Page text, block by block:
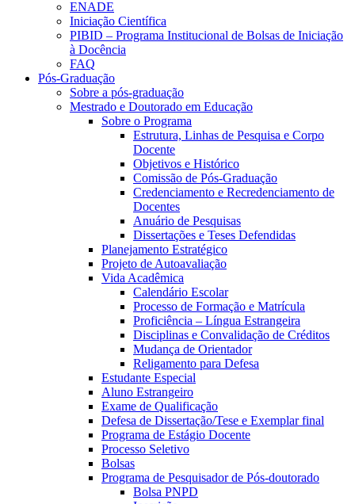
ENADE
Iniciação Científica
PIBID – Programa Institucional de Bolsas de Iniciação
à Docência
FAQ
Pós-Graduação
Sobre a pós-graduação
Mestrado e Doutorado em Educação
Sobre o Programa
Estrutura, Linhas de Pesquisa e Corpo
Docente
Objetivos e Histórico
Comissão de Pós-Graduação
Credenciamento e Recredenciamento de
Docentes
Anuário de Pesquisas
Dissertações e Teses Defendidas
Planejamento Estratégico
Projeto de Autoavaliação
Vida Acadêmica
Calendário Escolar
Processo de Formação e Matrícula
Proficiência – Língua Estrangeira
Disciplinas e Convalidação de Créditos
Mudança de Orientador
Religamento para Defesa
Estudante Especial
Aluno Estrangeiro
Exame de Qualificação
Defesa de Dissertação/Tese e Exemplar final
Programa de Estágio Docente
Processo Seletivo
Bolsas
Programa de Pesquisador de Pós-doutorado
Bolsa PNPD